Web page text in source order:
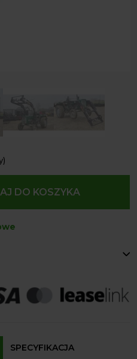
DO KOSZYKA
indywidualnie
od produktu.
SPECYFIKACJA